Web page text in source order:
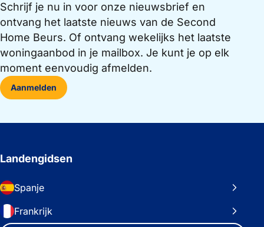
Schrijf je nu in voor onze nieuwsbrief en
ontvang het laatste nieuws van de Second
Home Beurs. Of ontvang wekelijks het laatste
woningaanbod in je mailbox. Je kunt je op elk
moment eenvoudig afmelden.
Aanmelden
Landengidsen
Spanje
Frankrijk